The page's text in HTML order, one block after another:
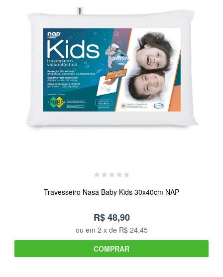
Travesseiro Nasa Baby Kids 30x40cm NAP
R$ 48,90
ou em 2 x de R$ 24,45
COMPRAR